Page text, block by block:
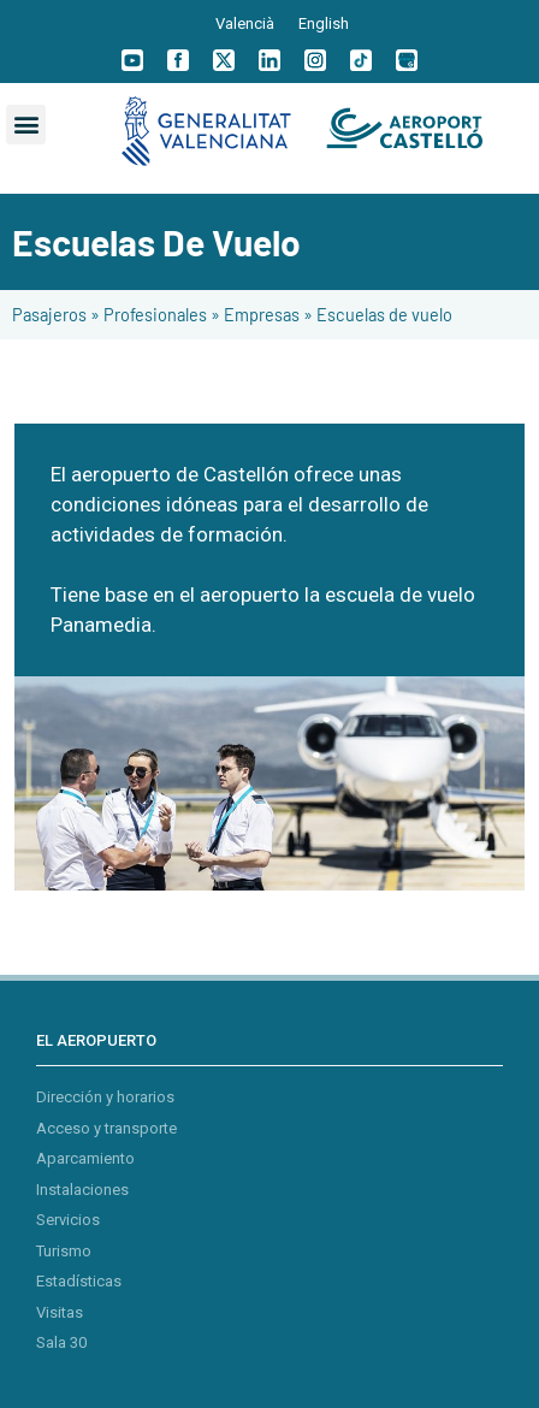
Valencià English
Escuelas De Vuelo
Pasajeros » Profesionales » Empresas » Escuelas de vuelo
El aeropuerto de Castellón ofrece unas
condiciones idóneas para el desarrollo de
actividades de formación.
Tiene base en el aeropuerto la escuela de vuelo
Panamedia.
EL AEROPUERTO
Dirección y horarios
Acceso y transporte
Aparcamiento
Instalaciones
Servicios
Turismo
Estadísticas
Visitas
Sala 30